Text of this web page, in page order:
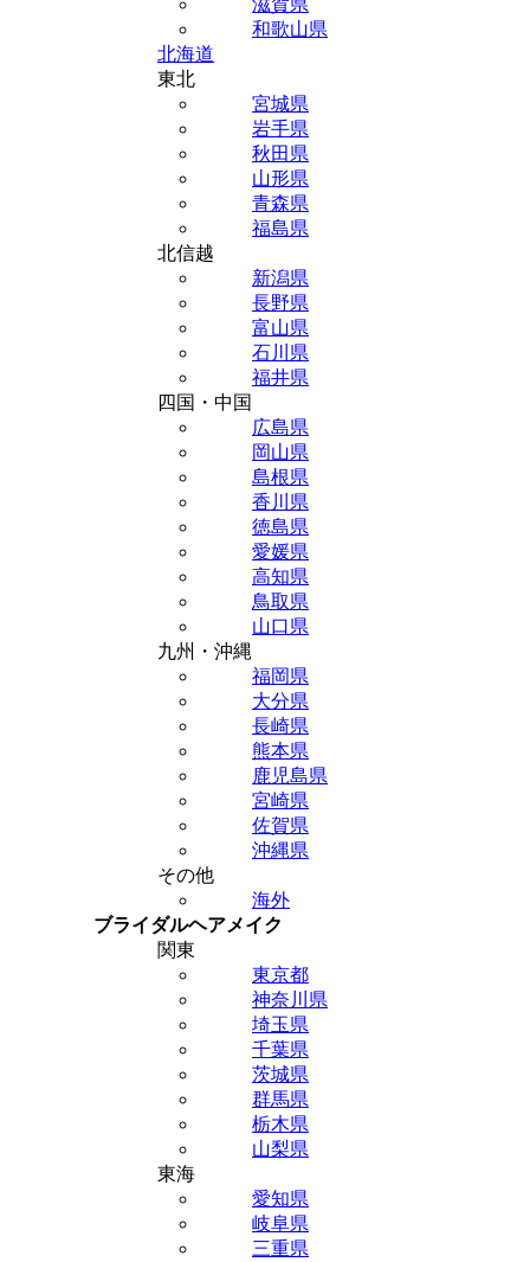
滋賀県
和歌山県
北海道
東北
宮城県
岩手県
秋田県
山形県
青森県
福島県
北信越
新潟県
長野県
富山県
石川県
福井県
四国・中国
広島県
岡山県
島根県
香川県
徳島県
愛媛県
高知県
鳥取県
山口県
九州・沖縄
福岡県
大分県
長崎県
熊本県
鹿児島県
宮崎県
佐賀県
沖縄県
その他
海外
ブライダルヘアメイク
関東
東京都
神奈川県
埼玉県
千葉県
茨城県
群馬県
栃木県
山梨県
東海
愛知県
岐阜県
三重県